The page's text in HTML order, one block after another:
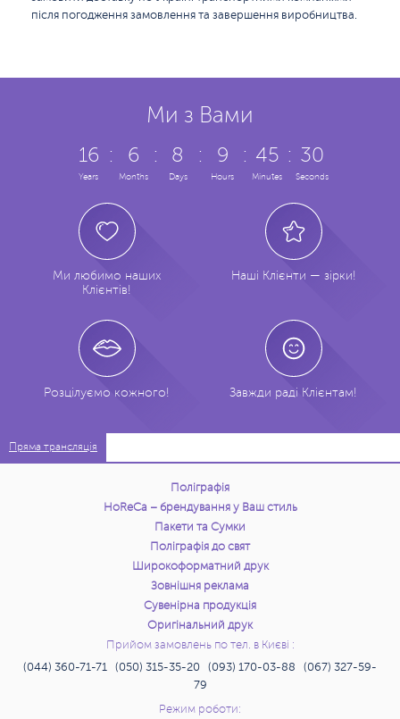
після погодження замовлення та завершення виробництва.
Ми з Вами
16
Years
: 6
Months
: 8
Days
: 9
Hours
: 45
Minutes
: 30
Seconds
Ми любимо наших
Клієнтів!
Наші Клієнти — зірки!
Розцілуємо кожного! Завжди раді Клієнтам!
Пряма трансляція
Поліграфія
HoReCa – брендування у Ваш стиль
Пакети та Сумки
Поліграфія до свят
Широкоформатний друк
Зовнішня реклама
Сувенірна продукція
Оригінальний друк
Прийом замовлень по тел. в Києві :
(044) 360-71-71 (050) 315-35-20 (093) 170-03-88 (067) 327-59-
79
Режим роботи: